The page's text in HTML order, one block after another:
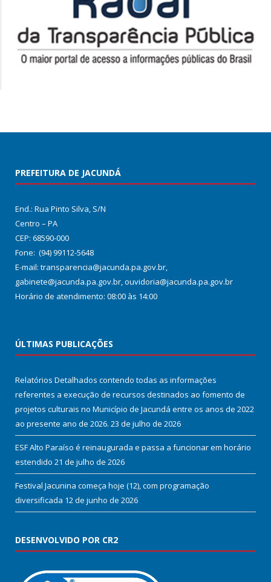
PREFEITURA DE JACUNDÁ
End.: Rua Pinto Silva, S/N
Centro – PA
CEP: 68590-000
Fone: (94) 99112-5648
E-mail: transparencia@jacunda.pa.gov.br,
gabinete@jacunda.pa.gov.br, ouvidoria@jacunda.pa.gov.br
Horário de atendimento: 08:00 às 14:00
ÚLTIMAS PUBLICAÇÕES
Relatórios Detalhados contendo todas as informações
referentes a execução de recursos destinados ao fomento de
projetos culturais no Município de Jacundá entre os anos de 2022
ao presente ano de 2026. 23 de julho de 2026
ESF Alto Paraíso é reinaugurada e passa a funcionar em horário
estendido 21 de julho de 2026
Festival Jacunina começa hoje (12), com programação
diversificada 12 de junho de 2026
DESENVOLVIDO POR CR2